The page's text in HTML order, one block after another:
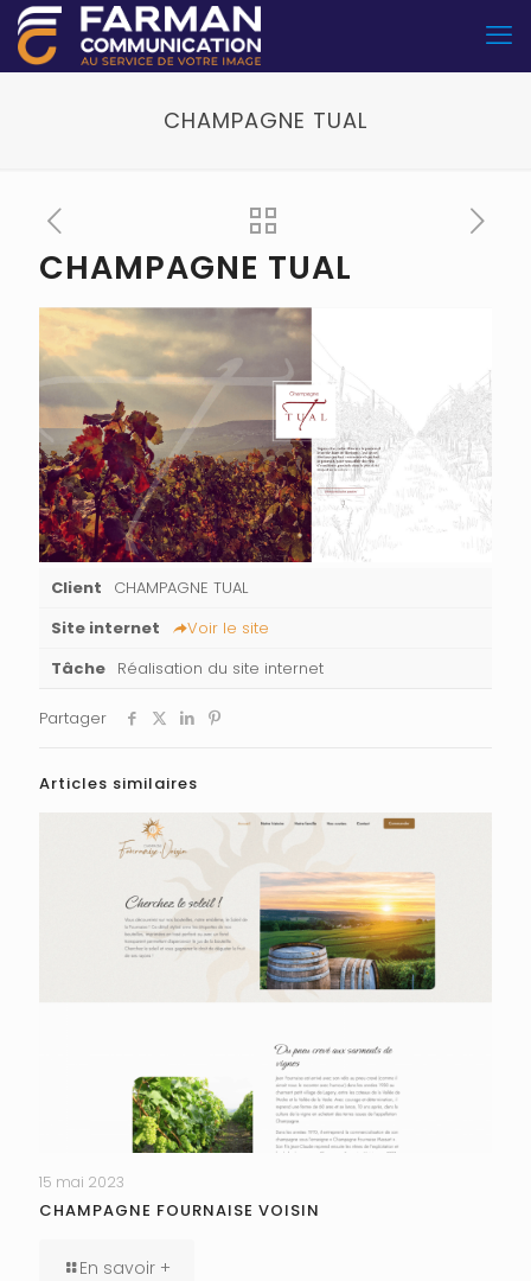
CHAMPAGNE TUAL
CHAMPAGNE TUAL
Client
CHAMPAGNE TUAL
Site internet
Voir le site
Tâche Réalisation du site internet
Partager
Articles similaires
15 mai 2023
CHAMPAGNE FOURNAISE VOISIN
En savoir +